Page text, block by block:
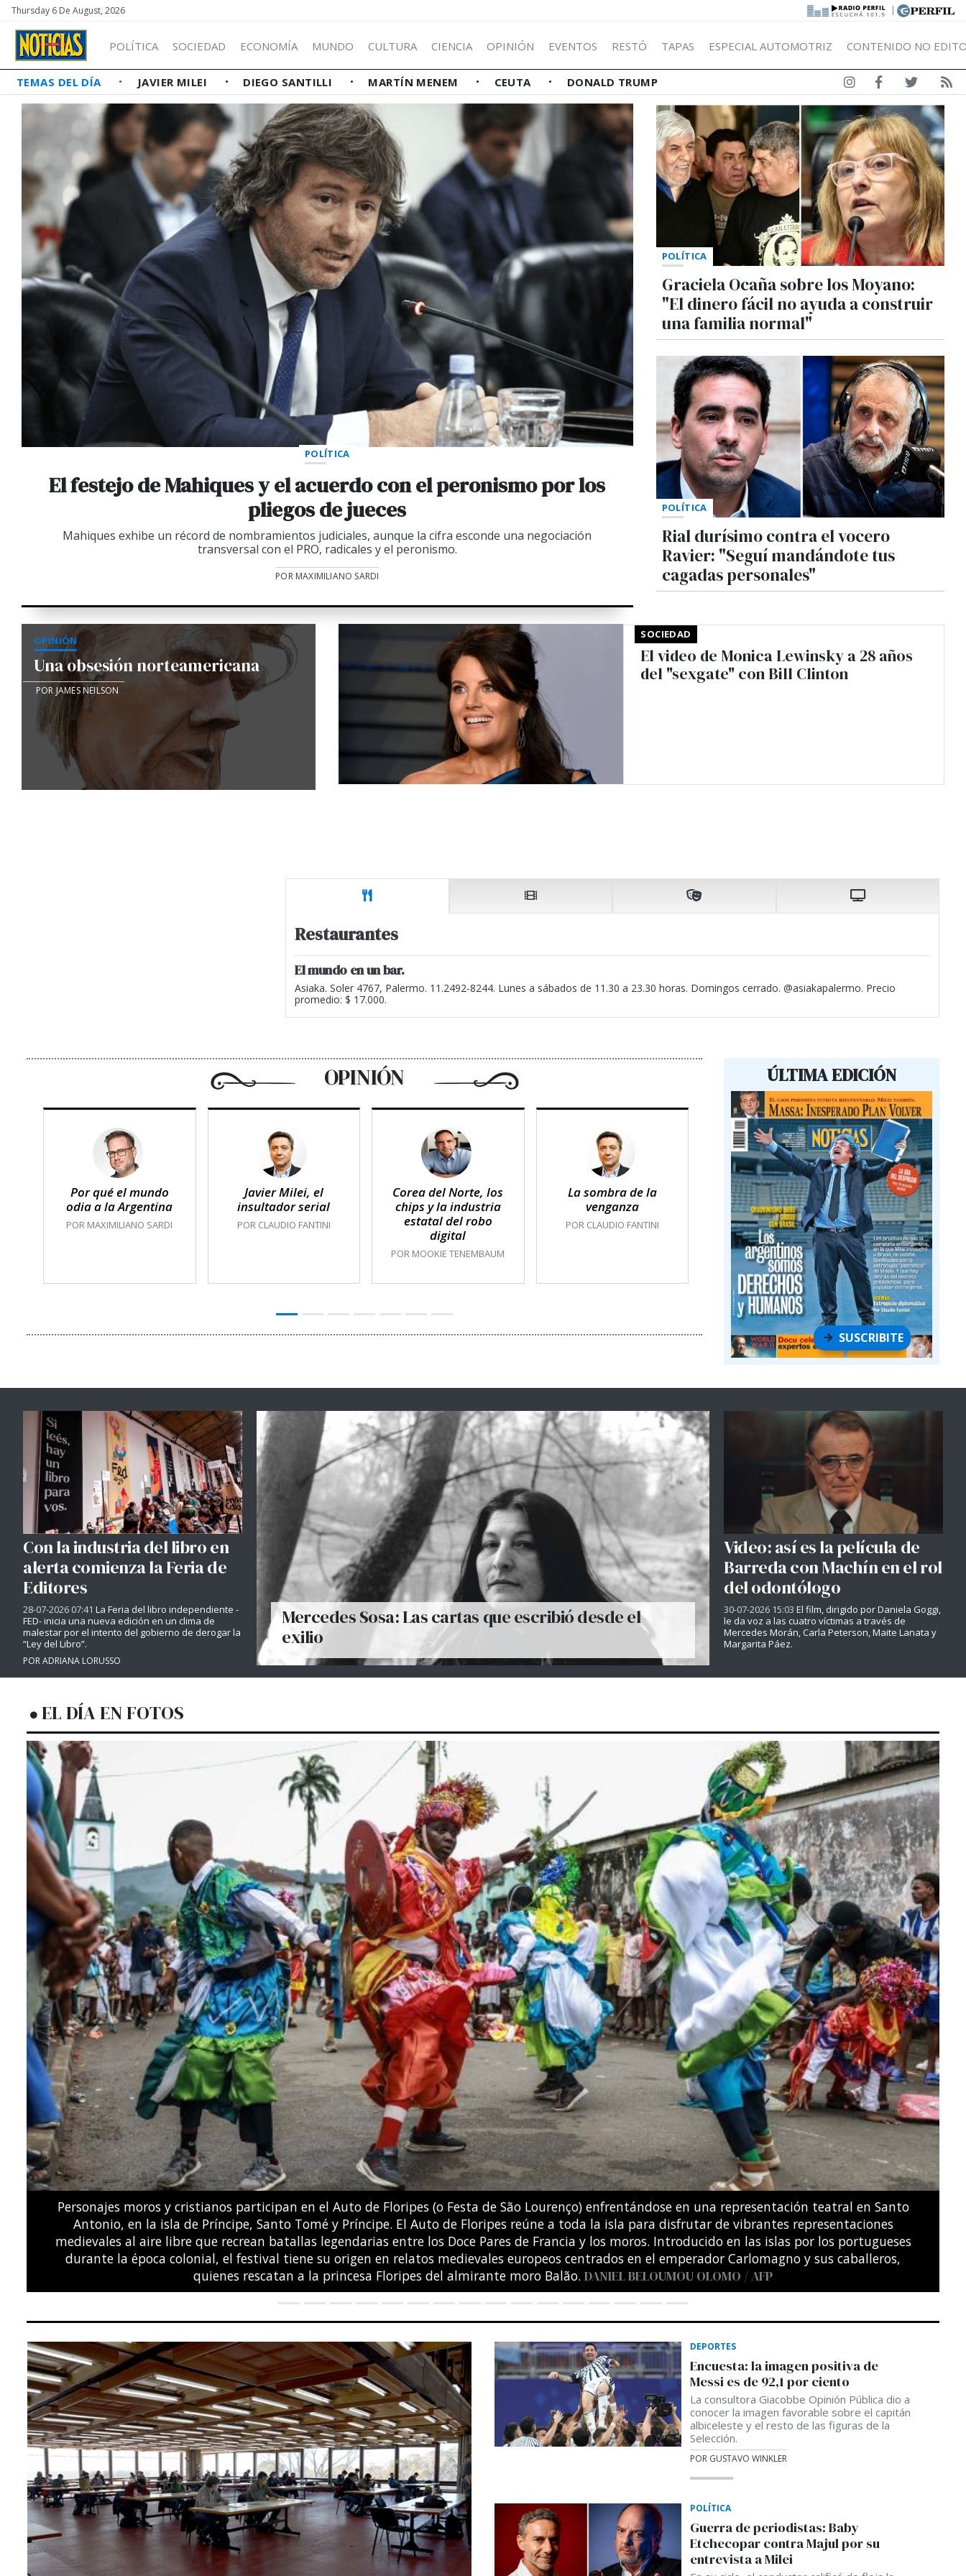
Thursday 6 De August, 2026 |
POLÍTICA SOCIEDAD ECONOMÍA MUNDO CULTURA CIENCIA OPINIÓN EVENTOS RESTÓ TAPAS ESPECIAL AUTOMOTRIZ CONTENIDO NO
TEMAS DEL DÍA JAVIER MILEI DIEGO SANTILLI MARTÍN MENEM CEUTA DONALD TRUMP
POLÍTICA
El festejo de Mahiques y el acuerdo con el peronismo por los
pliegos de jueces
Mahiques exhibe un récord de nombramientos judiciales, aunque la cifra esconde una negociación
transversal con el PRO, radicales y el peronismo.
POR MAXIMILIANO SARDI
POLÍTICA
Graciela Ocaña sobre los Moyano:
"El dinero fácil no ayuda a construir
una familia normal"
POLÍTICA
Rial durísimo contra el vocero
Ravier: "Seguí mandándote tus
cagadas personales"
OPINIÓN
Una obsesión norteamericana
POR JAMES NEILSON
SOCIEDAD
El video de Monica Lewinsky a 28 años
del "sexgate" con Bill Clinton
Restaurantes
El mundo en un bar.
Asiaka. Soler 4767, Palermo. 11.2492-8244. Lunes a sábados de 11.30 a 23.30 horas. Domingos cerrado. @asiakapalermo. Precio
promedio: $ 17.000.
OPINIÓN
Por qué el mundo
odia a la Argentina
POR MAXIMILIANO SARDI
Javier Milei, el
insultador serial
POR CLAUDIO FANTINI
Corea del Norte, los
chips y la industria
estatal del robo
digital
POR MOOKIE TENEMBAUM
La sombra de la
venganza
POR CLAUDIO FANTINI
ÚLTIMA EDICIÓN
SUSCRIBITE
Con la industria del libro en
alerta comienza la Feria de
Editores
28-07-2026 07:41 La Feria del libro independiente -
FED- inicia una nueva edición en un clima de
malestar por el intento del gobierno de derogar la
“Ley del Libro”.
POR ADRIANA LORUSSO
Mercedes Sosa: Las cartas que escribió desde el
exilio
Video: así es la película de
Barreda con Machín en el rol
del odontólogo
30-07-2026 15:03 El film, dirigido por Daniela Goggi,
le da voz a las cuatro víctimas a través de
Mercedes Morán, Carla Peterson, Maite Lanata y
Margarita Páez.
EL DÍA EN FOTOS
El volcán Fuego entró en erupción a 65 kilómetros al suroeste de la Ciudad de Guatemala. Las autoridades guatemaltecas declararon una alerta de
"peligro", el segundo nivel más alto, debido a una potente erupción del volcán Fuego, y comenzaron a evacuar las poblaciones cercanas.JOHAN
ORDONEZ / AFP
Previous Next
POLÍTICA
Messi es de 92,1 por ciento
La consultora Giacobbe Opinión Pública dio a
conocer la imagen favorable sobre el capitán
albiceleste y el resto de las figuras de la
Selección.
POR GUSTAVO WINKLER
POLÍTICA
Etchecopar contra Majul por su
entrevista a Milei
En su ciclo, el conductor calificó de floja la
entrevista a Milei y apuntó contra el elogio
del Presidente a Trebucq durante su último